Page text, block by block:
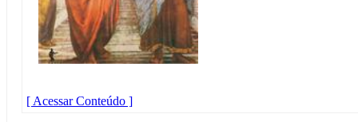
[ Acessar Conteúdo ]